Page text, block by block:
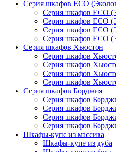
Серия шкафов ECO
Серия шкафов ECO
Серия шкафов ECO
Серия шкафов ECO
Серия шкафов ECO
Серия шкафов Хьюстон
Серия шкафов
Серия шкафов
Серия шкафов
Серия шкафов
Серия шкафов Борджия
Серия шкафов
Серия шкафов
Серия шкафов
Серия шкафов
Шкафы-купе из массива
Шкафы-купе из дуба